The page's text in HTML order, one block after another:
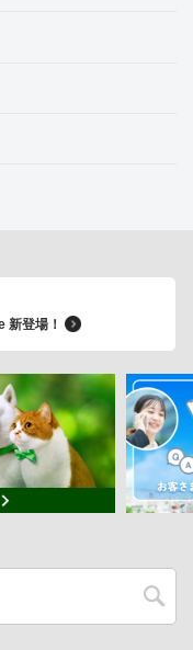
新登場！